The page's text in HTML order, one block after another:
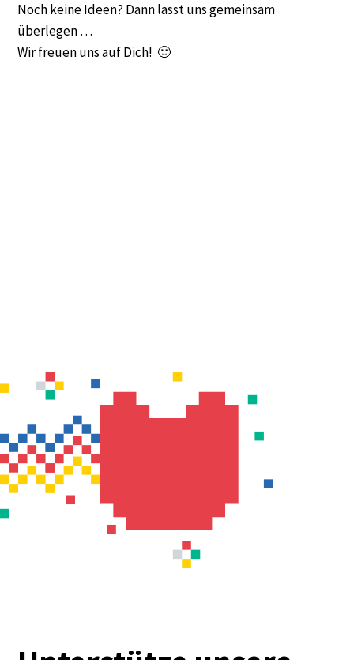
Noch keine Ideen? Dann lasst uns gemeinsam
überlegen …
Wir freuen uns auf Dich! 🙂